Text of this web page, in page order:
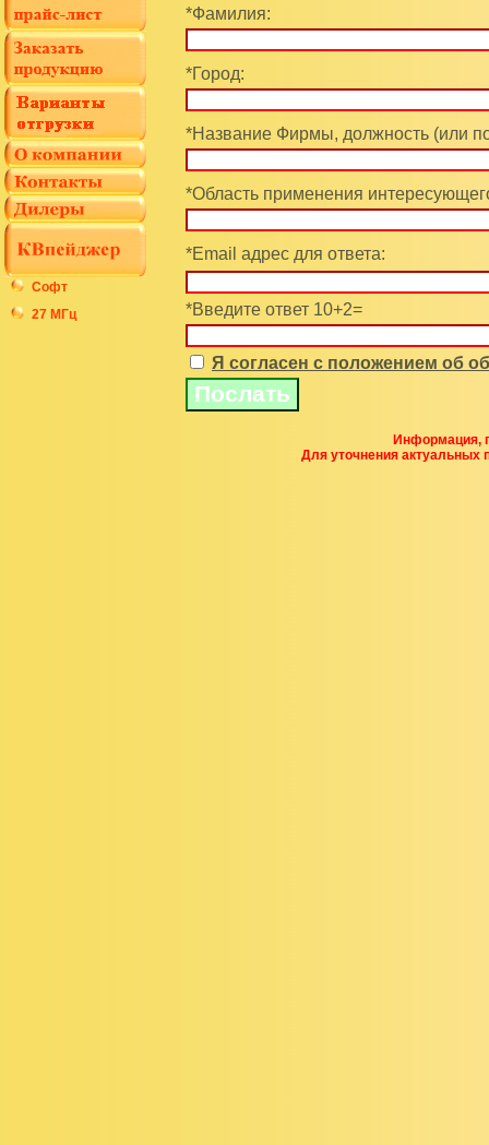
Софт
27 МГц
*Фамилия:
*Город:
*Название Фирмы, должность (или
*Область применения
*Email адрес для ответа:
*Введите ответ 10+2=
Я согласен с положением об
Информация,
Для уточнения актуальных